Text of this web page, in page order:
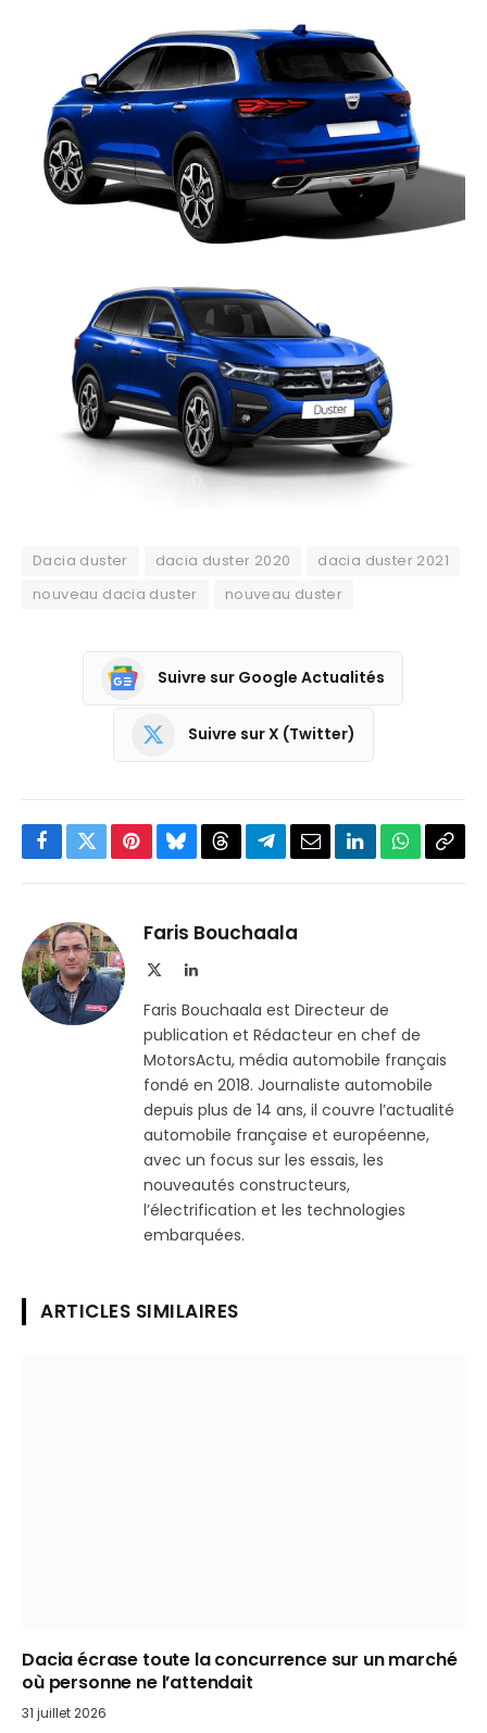
Dacia duster dacia duster 2020
dacia duster 2021
nouveau dacia duster
nouveau duster
Suivre sur Google Actualités
Suivre sur X (Twitter)
Facebook
TwitterPinterestBlueskyThreadsPartager
Telegram
EmailLinkedInWhatsApp
Faris Bouchaala
LinkedIn
Faris Bouchaala est Directeur de
publication et Rédacteur en chef de
MotorsActu, média automobile français
fondé en 2018. Journaliste automobile
depuis plus de 14 ans, il couvre l’actualité
automobile française et européenne,
avec un focus sur les essais, les
nouveautés constructeurs,
l’électrification et les technologies
embarquées.
ARTICLES SIMILAIRES
Dacia écrase toute la concurrence sur un marché
où personne ne l’attendait
31 juillet 2026